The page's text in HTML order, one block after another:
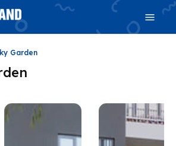
cập nhật V3
chóng hơn
Garden